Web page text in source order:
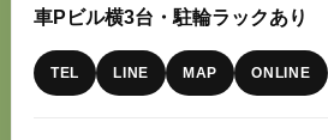
車Pビル横3台・駐輪ラックあり
TEL LINE MAP ONLINE